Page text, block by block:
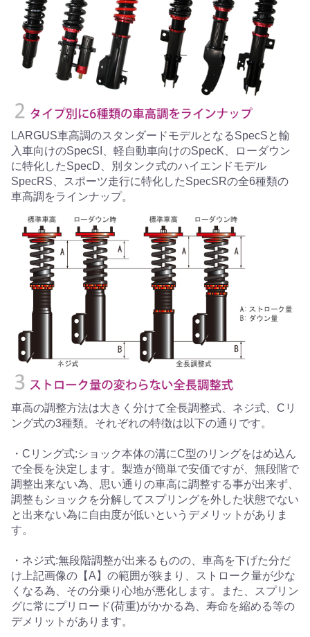
LARGUS車高調のスタンダードモデルとなるSpecSと輸
入車向けのSpecSI、軽自動車向けのSpecK、ローダウン
に特化したSpecD、別タンク式のハイエンドモデル
SpecRS、スポーツ走行に特化したSpecSRの全6種類の
車高調をラインナップ。
車高の調整方法は大きく分けて全長調整式、ネジ式、Cリ
ング式の3種類。それぞれの特徴は以下の通りです。
・Cリング式:ショック本体の溝にC型のリングをはめ込ん
で全長を決定します。製造が簡単で安価ですが、無段階で
調整出来ない為、思い通りの車高に調整する事が出来ず、
調整もショックを分解してスプリングを外した状態でない
と出来ない為に自由度が低いというデメリットがありま
す。
・ネジ式:無段階調整が出来るものの、車高を下げた分だ
け上記画像の【A】の範囲が狭まり、ストローク量が少な
くなる為、その分乗り心地が悪化します。また、スプリン
グに常にプリロード(荷重)がかかる為、寿命を縮める等の
デメリットがあります。